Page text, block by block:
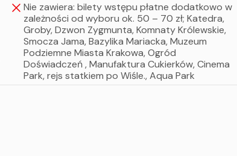
Nie zawiera: bilety wstępu płatne dodatkowo w
zależności od wyboru ok. 50 – 70 zł; Katedra,
Groby, Dzwon Zygmunta, Komnaty Królewskie,
Smocza Jama, Bazylika Mariacka, Muzeum
Podziemne Miasta Krakowa, Ogród
Doświadczeń , Manufaktura Cukierków, Cinema
Park, rejs statkiem po Wiśle., Aqua Park